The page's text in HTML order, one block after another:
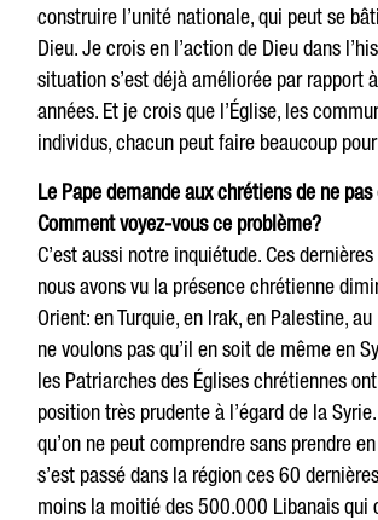
construire l’unité nationale, qui peut se
Dieu. Je crois en l’action de Dieu dans
situation s’est déjà améliorée par rapport
années. Et je crois que l’Église, les
individus, chacun peut faire beaucoup
Le Pape demande aux chrétiens de ne pas
Comment voyez-vous ce problème?
C’est aussi notre inquiétude. Ces
nous avons vu la présence chrétienne
Orient: en Turquie, en Irak, en Palestine,
ne voulons pas qu’il en soit de même en
les Patriarches des Églises chrétiennes
position très prudente à l’égard de la
qu’on ne peut comprendre sans prendre
s’est passé dans la région ces 60
moins la moitié des 500.000 Libanais qui